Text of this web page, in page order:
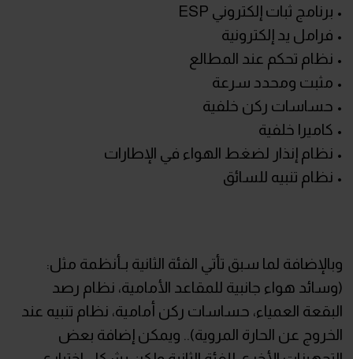
• برنامج ثبات إلكتروني ESP
• فرامل يد إلكترونية
• نظام تحكم عند المطالع
• مثبت ومحدد سرعة
• حساسات ركن خلفية
• كاميرا خلفية
• نظام إنذار لضغط الهواء في الإطارات
• نظام تنبيه للسائق
وبالإضافة لما سبق تأتي الفئة الثانية بـأنظمة مثل:
(وسائد هواء جانبية للمقاعد الأمامية، نظام رصد
البقعة العمياء، حساسات ركن أمامية، نظام تنبيه عند
الخروج عن الحارة المروية).. ويمكن إضافة بعض